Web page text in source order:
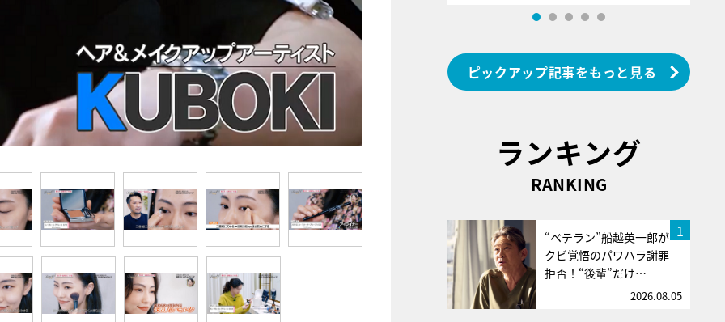
ピックアップ記事をもっと見る
ランキング
RANKING
1
“ベテラン”船越英一郎が
クビ覚悟のパワハラ謝罪
拒否！“後輩”だけ…
2026.08.05